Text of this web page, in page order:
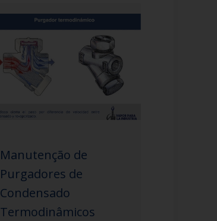
Manutenção de
Purgadores de
Condensado
Termodinâmicos